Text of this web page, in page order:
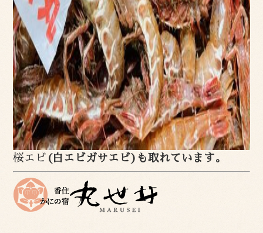
桜エビ (白エビガサエビ)も取れています。